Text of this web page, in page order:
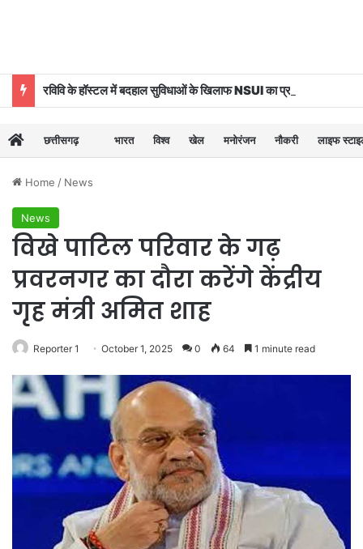
रविवि के हॉस्टल में बदहाल सुविधाओं के खिलाफ NSUI का प्रदर्शन
छत्तीसगढ़ भारत विश्व खेल मनोरंजन नौकरी लाइफ
Home / News
News
विखे पाटिल परिवार के गढ़
प्रवरनगर का दौरा करेंगे केंद्रीय
गृह मंत्री अमित शाह
Reporter 1 October 1, 2025 0 64 1 minute read